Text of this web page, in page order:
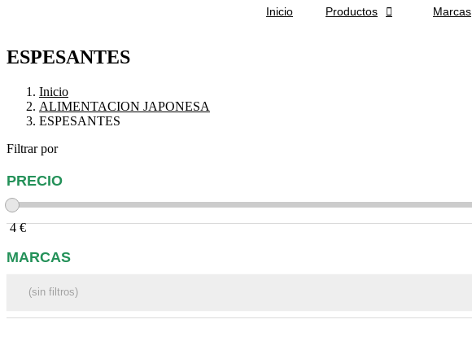
Inicio Productos  Marcas
ESPESANTES
Inicio
ALIMENTACION JAPONESA
ESPESANTES
Filtrar por
PRECIO
4 €
MARCAS